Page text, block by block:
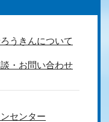
うきんについて
・お問い合わせ
センター